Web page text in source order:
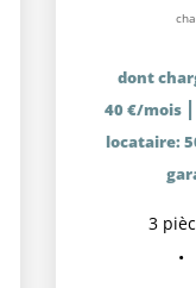
dont
40 €/mois
locataire:
3